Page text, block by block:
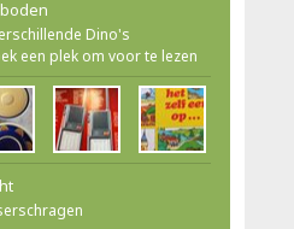
Dino's
een plek om voor te lezen